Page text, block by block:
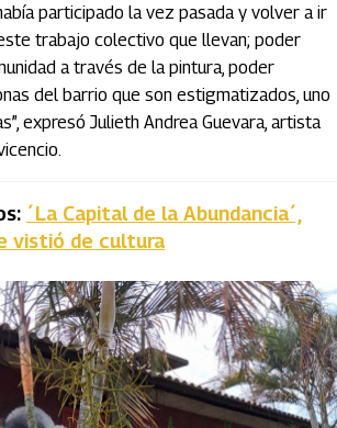
participado la vez pasada y volver a ir
trabajo colectivo que llevan; poder
a través de la pintura, poder
del barrio que son estigmatizados, uno
expresó Julieth Andrea Guevara, artista
´La Capital de la Abundancia´,
vistió de cultura